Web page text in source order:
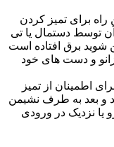
برای تمیز کردن
توسط دستمال یا تی
برق افتاده است
و دست های خود
اطمینان از تمیز
و بعد به طرف نشیمن
یا نزدیک در ورودی